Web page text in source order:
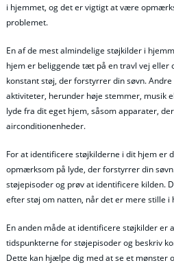
i hjemmet, og det er vigtigt at være
problemet.
En af de mest almindelige støjkilder i
hjem er beliggende tæt på en travl vej eller
konstant støj, der forstyrrer din søvn.
aktiviteter, herunder høje stemmer, musik
lyde fra dit eget hjem, såsom apparater,
airconditionenheder.
For at identificere støjkilderne i dit hjem er
opmærksom på lyde, der forstyrrer din
støjepisoder og prøv at identificere kilden.
efter støj om natten, når det er mere stille i
En anden måde at identificere støjkilder er
tidspunkterne for støjepisoder og beskriv
Dette kan hjælpe dig med at se et mønster